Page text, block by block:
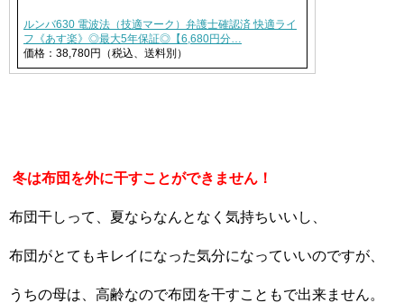
ルンバ630 電波法（技適マーク）弁護士確認済 快適ライ
フ《あす楽》◎最大5年保証◎【6,680円分…
価格：38,780円（税込、送料別）
冬は布団を外に干すことができません！
布団干しって、夏ならなんとなく気持ちいいし、
布団がとてもキレイになった気分になっていいのですが、
うちの母は、高齢なので布団を干すこともで出来ません。